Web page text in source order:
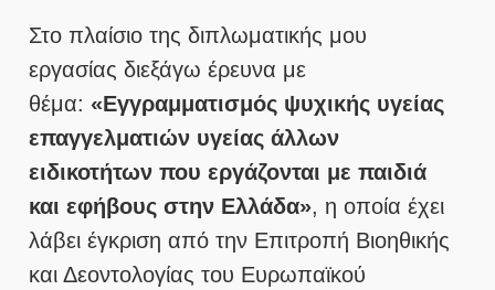
Στο πλαίσιο της διπλωματικής μου
εργασίας διεξάγω έρευνα με
θέμα: «Εγγραμματισμός ψυχικής υγείας
επαγγελματιών υγείας άλλων
ειδικοτήτων που εργάζονται με παιδιά
και εφήβους στην Ελλάδα», η οποία έχει
λάβει έγκριση από την Επιτροπή Βιοηθικής
και Δεοντολογίας του Ευρωπαϊκού